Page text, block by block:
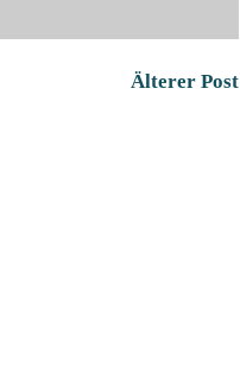
Älterer Post